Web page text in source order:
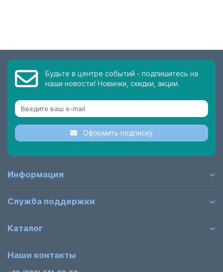
Будьте в центре событий - подпишитесь на
наши новости! Новинки, скидки, акции.
Оформить подписку
Информация
Служба поддержки
Каталог
Наши контакты